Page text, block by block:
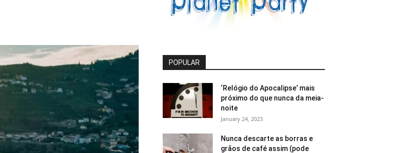
POPULAR
‘Relógio do Apocalipse’ mais
próximo do que nunca da meia-
noite
January 24, 2023
Nunca descarte as borras e
grãos de café assim (pode